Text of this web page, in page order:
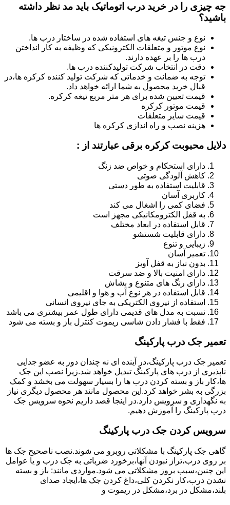
جه چیزی را در خرید درب اتوماتیک باید مد نظر داشته
باشید؟
نوع و جنس تیغه های استفاده شده در ساختار درب ها.
نوع موتور و متعلقات الکترونیکی که وظیفه به کار انداختن
درب ها را بر عهده دارند.
دقت در انتخاب شرکت تولیدکننده درب ها.
توجه به ضمانت و خدماتی که شرکت تولید کننده کرکره ها،در
قبال خرید محصول به شما ارائه خواهد داد.
قیمت تعیین شده برای هر متر مربع تیغه کرکره.
قیمت موتور کرکره
قیمت سایر متعلقات
هزینه نصب و راه اندازی کرکره ها
دلایل محبوبت کرکره برقی عبارتند از :
دارای استحکام و خواص ضد زنگ
کاهش آلودگی صوتی
قابلیت استفاده به طور دستی
کاربری آسان
فضای کمی را اشغال می کند
به قفل الکترومکانیکی مجهز است
قابل استفاده در ابعاد مختلف
دارای قابلیت شستشو
زیبایی و تنوع
تعمیر آسان
بدون نیاز به قفل آویز
دارای امنیت بالا و ضد سرقت
دارای رنگ های متنوع و بشاش
قابل استفاده در هر نوع آب و هوا و اقلیمی
استفاده از نیروی الکتریکی به جای نیروی انسانی
نسبت به مدل های قدیمی دارای طول عمر بیشتری می باشد
فقط با فشار دادن شاسی ریموت کنترل باز و بسته می شود
تعمیر جک درب پارکینگ
تعمیر جک درب پارکینگ،در آینده ای نه چندان دور به عضو جدایی
ناپذیری از درب های پارکینگ تبدیل خواهد شد.زیرا نصب این جک
ها،کار باز و بسته کردن درب ها را بسیار سهولت می بخشد و کمک
بزرگی به بشر خواهد کرد.این محصول مانند هر محصول دیگری نیاز
به نگهداری و سرویس دارد.در اینجا قصد داریم نحوه سرویس جک
درب پارکینگ را آموزش دهیم.
سرویس کردن جک درب پارکینگ
گاهی جک پارکینگ با مشکلاتی روبرو می شوند.نصب ناصحیح جک ها
بر روی درب،تراز نبودن آنها،برخورد ضرباتی به جک درب و یا عوامل
این چنین،سبب بروز مشکلاتی می شود.مواردی مانند: باز و بسته
نشدن درب،کار نکردن کلی،داغ کردن جک ها،ایجاد صدای
بلند،مشکل در برد،مشکل در ریموت و